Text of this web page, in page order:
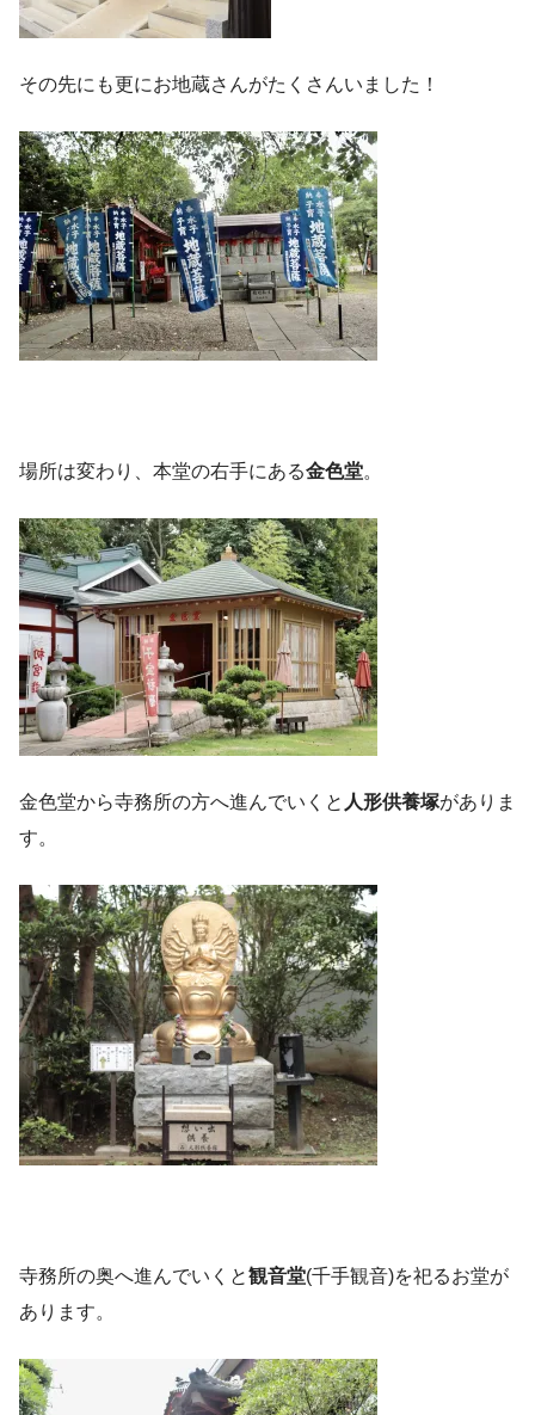
その先にも更にお地蔵さんがたくさんいました！
場所は変わり、本堂の右手にある金色堂。
金色堂から寺務所の方へ進んでいくと 人形供養塚がありま
す。
寺務所の奥へ進んでいくと観音堂(千手観音)を祀るお堂が
あります。